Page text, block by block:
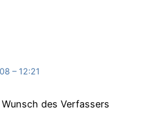
– 12:21
des Verfassers